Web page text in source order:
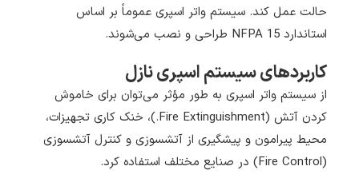
حالت عمل کند. سیستم واتر اسپری عموماً بر اساس
استاندارد NFPA 15 طراحی و نصب می‌شوند.
کاربردهای سیستم اسپری نازل
از سیستم واتر اسپری به طور مؤثر می‌توان برای خاموش
کردن آتش (Fire Extinguishment.)، خنک کاری تجهیزات،
محیط پیرامون و پیشگیری از آتشسوزی و کنترل آتشسوزی
(Fire Control) در صنایع مختلف استفاده کرد.